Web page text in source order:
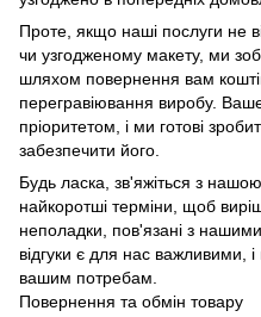
Проте, якщо наші послуги не
чи узгодженому макету, ми
шляхом повернення вам
перегравіювання виробу.
пріоритетом, і ми готові
забезпечити його.
Будь ласка, зв'яжіться з
найкоротші терміни, щоб
неполадки, пов'язані з
відгуки є для нас важливими, і
вашим потребам.
Повернення та обмін товару